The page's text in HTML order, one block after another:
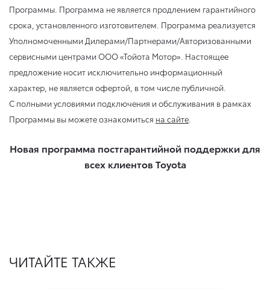
Программы. Программа не является продлением гарантийного
срока, установленного изготовителем. Программа реализуется
Уполномоченными Дилерами/Партнерами/Авторизованными
сервисными центрами ООО «Тойота Мотор». Настоящее
предложение носит исключительно информационный
характер, не является офертой, в том числе публичной.
С полными условиями подключения и обслуживания в рамках
Программы вы можете ознакомиться на сайте
Новая программа постгарантийной поддержки для
всех клиентов Toyota
ЧИТАЙТЕ ТАКЖЕ